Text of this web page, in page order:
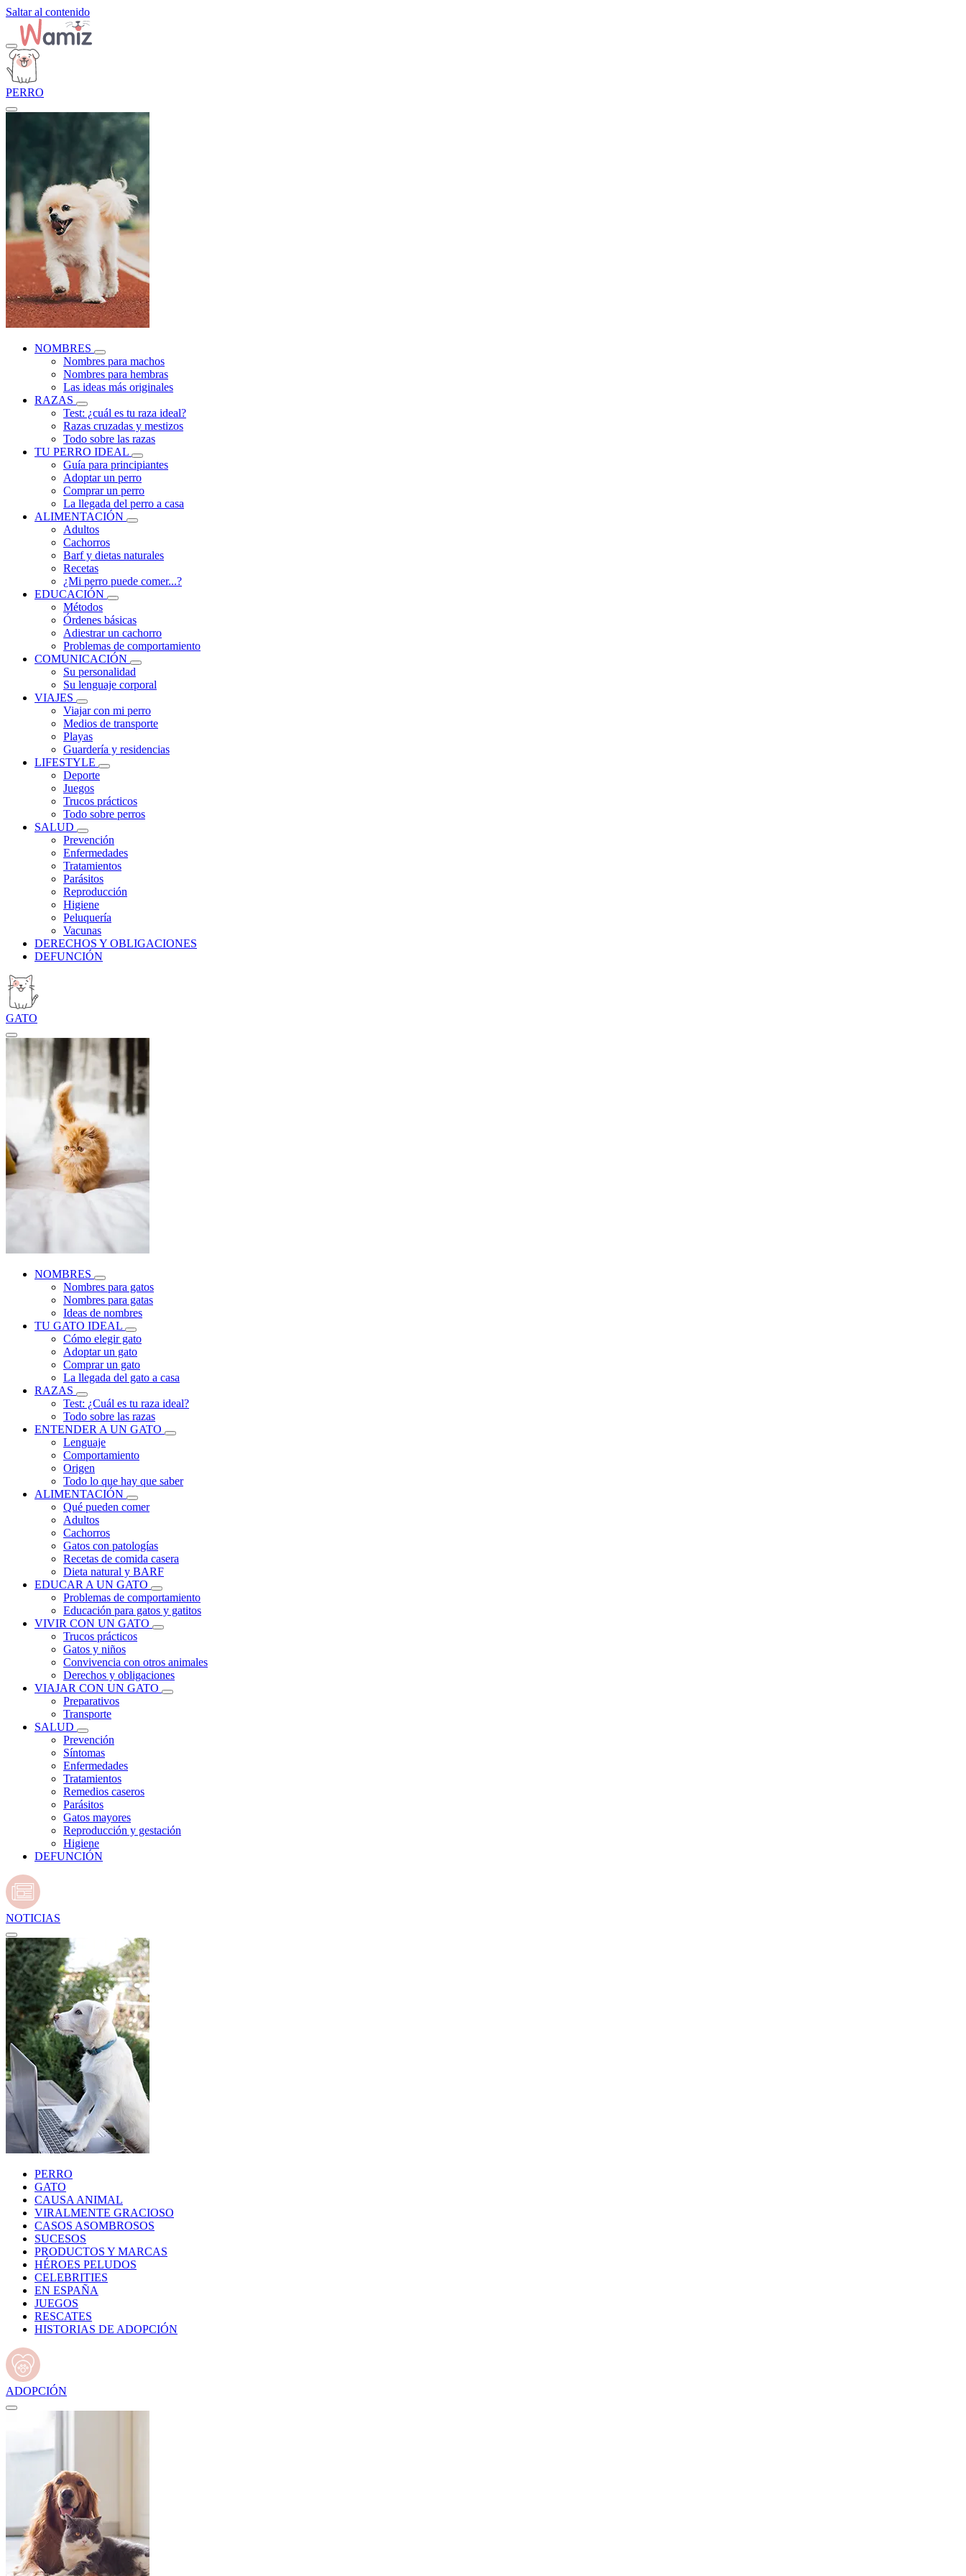
Saltar al contenido
PERRO
NOMBRES
Nombres para machos
Nombres para hembras
Las ideas más originales
RAZAS
Test: ¿cuál es tu raza ideal?
Razas cruzadas y mestizos
Todo sobre las razas
TU PERRO IDEAL
Guía para principiantes
Adoptar un perro
Comprar un perro
La llegada del perro a casa
ALIMENTACIÓN
Adultos
Cachorros
Barf y dietas naturales
Recetas
¿Mi perro puede comer...?
EDUCACIÓN
Métodos
Órdenes básicas
Adiestrar un cachorro
Problemas de comportamiento
COMUNICACIÓN
Su personalidad
Su lenguaje corporal
VIAJES
Viajar con mi perro
Medios de transporte
Playas
Guardería y residencias
LIFESTYLE
Deporte
Juegos
Trucos prácticos
Todo sobre perros
SALUD
Prevención
Enfermedades
Tratamientos
Parásitos
Reproducción
Higiene
Peluquería
Vacunas
DERECHOS Y OBLIGACIONES
DEFUNCIÓN
GATO
NOMBRES
Nombres para gatos
Nombres para gatas
Ideas de nombres
TU GATO IDEAL
Cómo elegir gato
Adoptar un gato
Comprar un gato
La llegada del gato a casa
RAZAS
Test: ¿Cuál es tu raza ideal?
Todo sobre las razas
ENTENDER A UN GATO
Lenguaje
Comportamiento
Origen
Todo lo que hay que saber
ALIMENTACIÓN
Qué pueden comer
Adultos
Cachorros
Gatos con patologías
Recetas de comida casera
Dieta natural y BARF
EDUCAR A UN GATO
Problemas de comportamiento
Educación para gatos y gatitos
VIVIR CON UN GATO
Trucos prácticos
Gatos y niños
Convivencia con otros animales
Derechos y obligaciones
VIAJAR CON UN GATO
Preparativos
Transporte
SALUD
Prevención
Síntomas
Enfermedades
Tratamientos
Remedios caseros
Parásitos
Gatos mayores
Reproducción y gestación
Higiene
DEFUNCIÓN
NOTICIAS
PERRO
GATO
CAUSA ANIMAL
VIRALMENTE GRACIOSO
CASOS ASOMBROSOS
SUCESOS
PRODUCTOS Y MARCAS
HÉROES PELUDOS
CELEBRITIES
EN ESPAÑA
JUEGOS
RESCATES
HISTORIAS DE ADOPCIÓN
ADOPCIÓN